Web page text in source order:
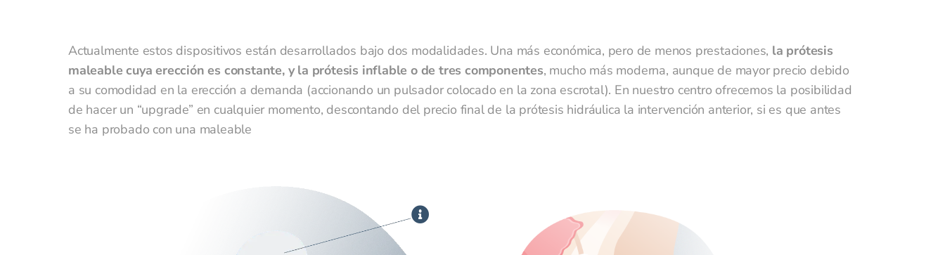
Actualmente estos dispositivos están desarrollados bajo dos modalidades. Una más económica, pero de menos prestaciones, la prótesis
maleable cuya erección es constante, y la prótesis inflable o de tres componentes, mucho más moderna, aunque de mayor precio debido
a su comodidad en la erección a demanda (accionando un pulsador colocado en la zona escrotal). En nuestro centro ofrecemos la posibilidad
de hacer un “upgrade” en cualquier momento, descontando del precio final de la prótesis hidráulica la intervención anterior, si es que antes
se ha probado con una maleable